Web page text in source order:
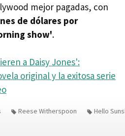
mejor pagadas, con
de dólares por
show'.
a Daisy Jones':
original y la exitosa serie
Reese Witherspoon Hello